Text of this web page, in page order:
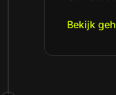
Bekijk